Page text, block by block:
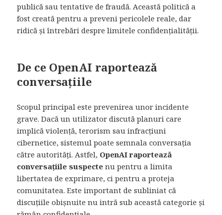
publică sau tentative de fraudă. Această politică a
fost creată pentru a preveni pericolele reale, dar
ridică și întrebări despre limitele confidențialității.
De ce OpenAI raportează
conversațiile
Scopul principal este prevenirea unor incidente
grave. Dacă un utilizator discută planuri care
implică violență, terorism sau infracțiuni
cibernetice, sistemul poate semnala conversația
către autorități. Astfel, OpenAI raportează
conversațiile suspecte nu pentru a limita
libertatea de exprimare, ci pentru a proteja
comunitatea. Este important de subliniat că
discuțiile obișnuite nu intră sub această categorie și